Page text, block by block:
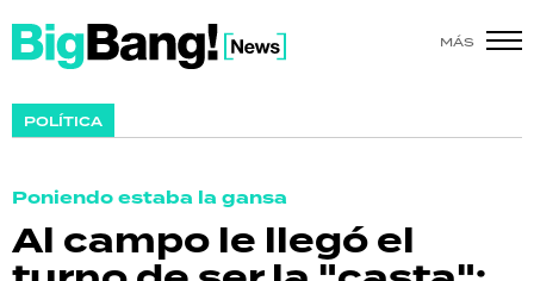
MÁS
POLÍTICA
Poniendo estaba la gansa
Al campo le llegó el
SHOW
ACTUALIDAD